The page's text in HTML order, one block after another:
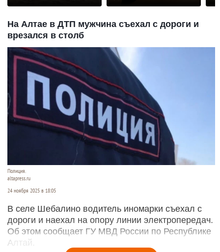
На Алтае в ДТП мужчина съехал с дороги и
врезался в столб
Полиция.
altapress.ru
24 ноября 2025 в 18:05
В селе Шебалино водитель иномарки съехал с
дороги и наехал на опору линии электропередач.
Об этом сообщает ГУ МВД России по Республике
Алтай.